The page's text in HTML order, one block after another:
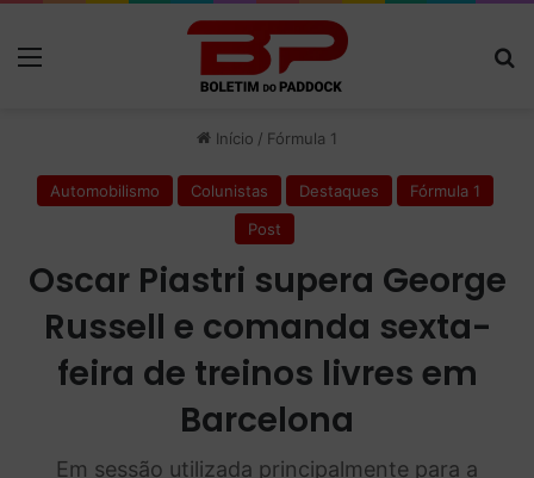
Início / Fórmula 1
Automobilismo Colunistas Destaques
Fórmula 1
Post
Oscar Piastri supera George
Russell e comanda sexta-
feira de treinos livres em
Barcelona
Em sessão utilizada principalmente para a